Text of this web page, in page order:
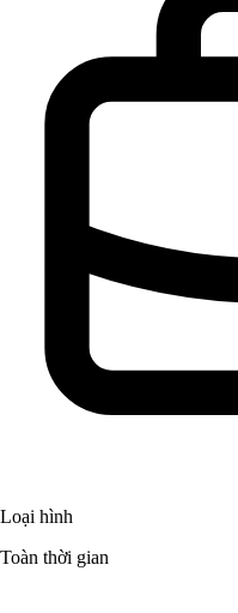
Loại hình
Toàn thời gian